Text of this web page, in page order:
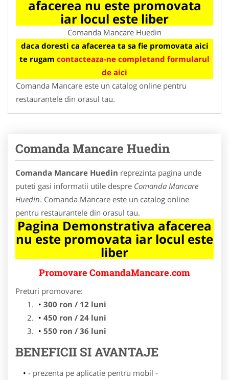
afacerea nu este promovata
iar locul este liber
Comanda Mancare Huedin
daca doresti ca afacerea ta sa fie promovata aici
te rugam contacteaza-ne completand formularul
de aici
Comanda Mancare este un catalog online pentru
restaurantele din orasul tau.
Comanda Mancare Huedin
Comanda Mancare Huedin reprezinta pagina unde
puteti gasi informatii utile despre Comanda Mancare
Huedin. Comanda Mancare este un catalog online
pentru restaurantele din orasul tau.
Pagina Demonstrativa afacerea
nu este promovata iar locul este
liber
Promovare ComandaMancare.com
Preturi promovare:
300 ron / 12 luni
450 ron / 24 luni
550 ron / 36 luni
BENEFICII SI AVANTAJE
- prezenta pe aplicatie pentru mobil -